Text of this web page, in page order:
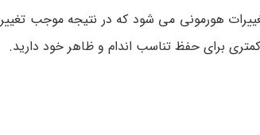
هورمونی می شود که در نتیجه موجب تغییر
برای حفظ تناسب اندام و ظاهر خود دارید.